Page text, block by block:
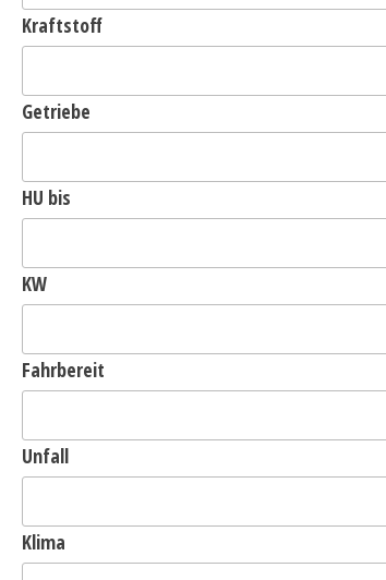
Kraftstoff
Getriebe
HU bis
KW
Fahrbereit
Unfall
Klima